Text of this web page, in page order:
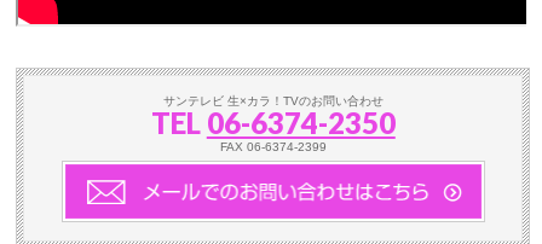
サンテレビ 生×カラ！TVのお問い合わせ
TEL 06-6374-2350
FAX 06-6374-2399